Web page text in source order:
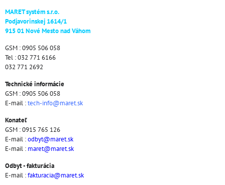
MARET systém s.r.o.
Podjavorinskej 1614/1
915 01 Nové Mesto nad Váhom
GSM : 0905 506 058
Tel : 032 771 6166
032 771 2692
Technické informácie
GSM : 0905 506 058
E-mail :tech-info@maret.sk
Konateľ
GSM : 0915 765 126
E-mail :odbyt@maret.sk
E-mail : maret@maret.sk
Odbyt - fakturácia
E-mail :fakturacia@maret.sk